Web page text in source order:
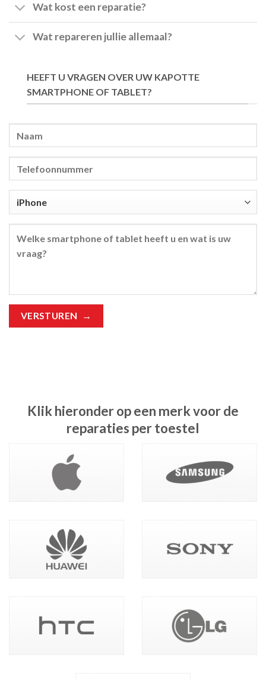
Wat kost een reparatie?
Wat repareren jullie allemaal?
HEEFT U VRAGEN OVER UW KAPOTTE
SMARTPHONE OF TABLET?
Klik hieronder op een merk voor de
reparaties per toestel